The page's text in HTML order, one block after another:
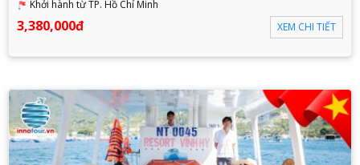
Khởi hành từ TP. Hồ Chí Minh
3,380,000đ XEM CHI TIẾT